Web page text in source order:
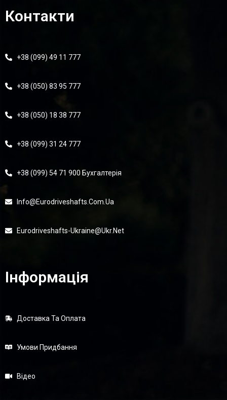
Контакти
+38 (099) 49 11 777
+38 (050) 83 95 777
+38 (050) 18 38 777
+38 (099) 31 24 777
+38 (099) 54 71 900 Бухгалтерія
Info@eurodriveshafts.com.ua
Eurodriveshafts-Ukraine@ukr.net
Інформація
Доставка Та Оплата
Умови Придбання
Відео